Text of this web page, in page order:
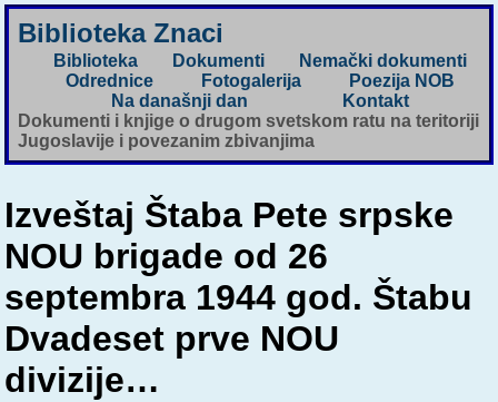
Biblioteka Znaci
Biblioteka Dokumenti
Nemački dokumenti
Odrednice
Fotogalerija
Poezija NOB
Na današnji dan
Kontakt
Dokumenti i knjige o drugom svetskom ratu na teritoriji
Jugoslavije i povezanim zbivanjima
Izveštaj Štaba Pete srpske
NOU brigade od 26
septembra 1944 god. Štabu
Dvadeset prve NOU
divizije…